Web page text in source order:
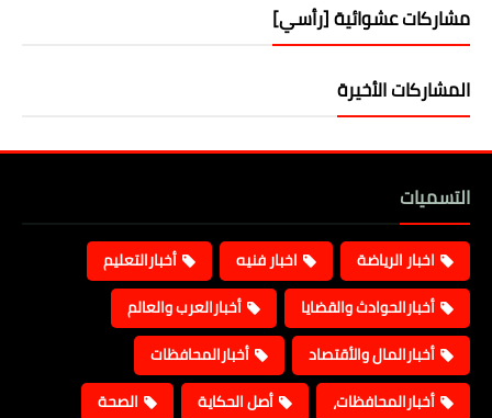
مشاركات عشوائية [رأسي]
المشاركات الأخيرة
التسميات
اخبار الرياضة اخبار فنيه
أخبارالتعليم
أخبارالحوادث والقضايا
أخبارالعرب والعالم
أخبارالمال والأقتصاد
أخبارالمحافظات
أخبارالمحافظات،
أصل الحكاية
الصحة